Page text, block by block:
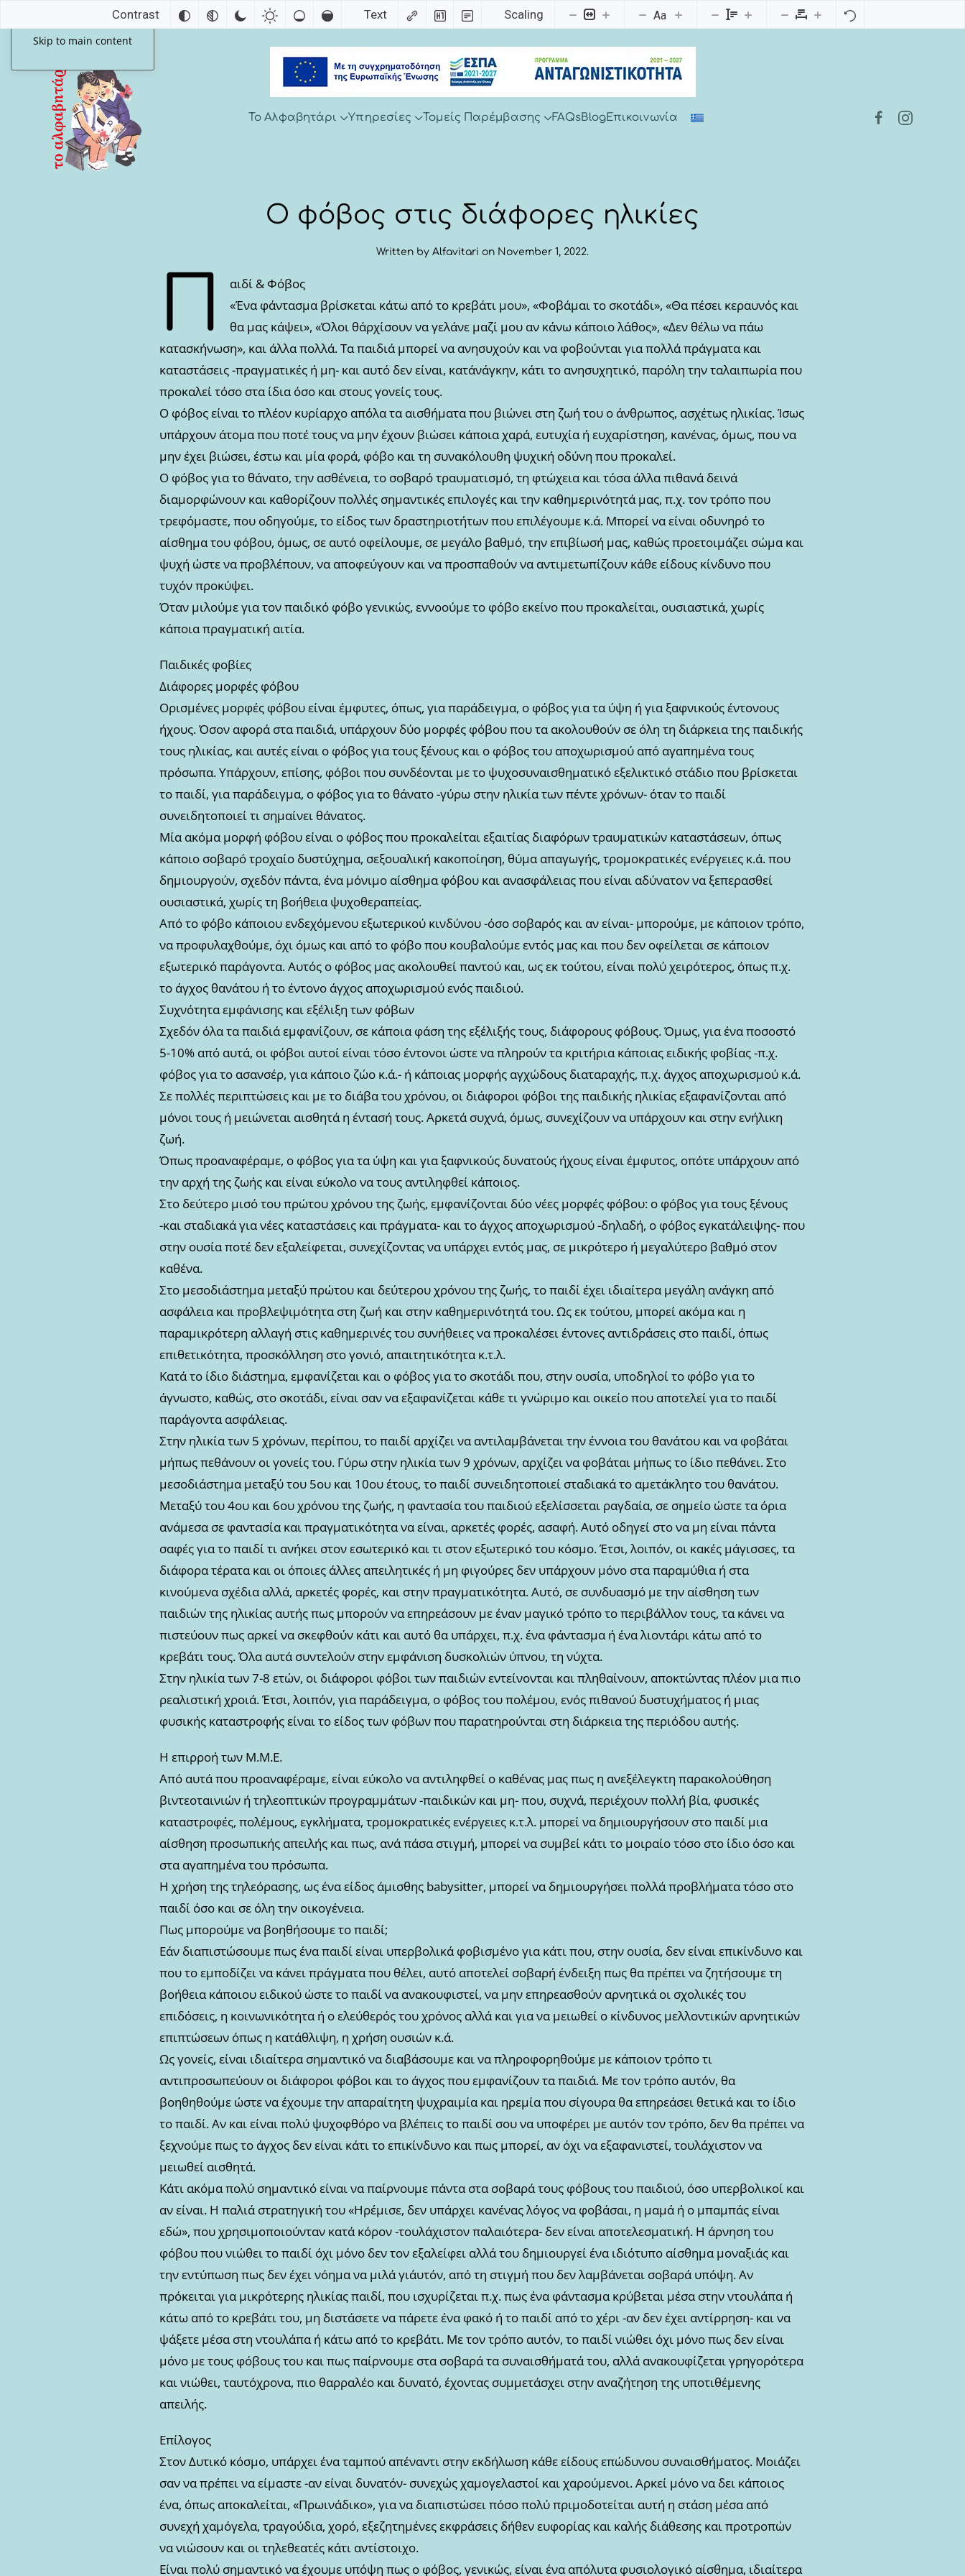
Contrast Text Scaling
Aa
Skip to main content
Το Αλφαβητάρι Υπηρεσίες Τομείς Παρέμβασης FAQsBlogΕπικοινωνία
Ο φόβος στις διάφορες ηλικίες
Written by Alfavitari on November 1, 2022.
Π
αιδί & Φόβος
«Ένα φάντασμα βρίσκεται κάτω από το κρεβάτι μου», «Φοβάμαι το σκοτάδι», «Θα πέσει κεραυνός και
θα μας κάψει», «Όλοι θ΄αρχίσουν να γελάνε μαζί μου αν κάνω κάποιο λάθος», «Δεν θέλω να πάω
κατασκήνωση», και άλλα πολλά. Τα παιδιά μπορεί να ανησυχούν και να φοβούνται για πολλά πράγματα και
καταστάσεις -πραγματικές ή μη- και αυτό δεν είναι, κατ΄ανάγκην, κάτι το ανησυχητικό, παρόλη την ταλαιπωρία που
προκαλεί τόσο στα ίδια όσο και στους γονείς τους.
Ο φόβος είναι το πλέον κυρίαρχο απ΄όλα τα αισθήματα που βιώνει στη ζωή του ο άνθρωπος, ασχέτως ηλικίας. Ίσως
υπάρχουν άτομα που ποτέ τους να μην έχουν βιώσει κάποια χαρά, ευτυχία ή ευχαρίστηση, κανένας, όμως, που να
μην έχει βιώσει, έστω και μία φορά, φόβο και τη συνακόλουθη ψυχική οδύνη που προκαλεί.
Ο φόβος για το θάνατο, την ασθένεια, το σοβαρό τραυματισμό, τη φτώχεια και τόσα άλλα πιθανά δεινά
διαμορφώνουν και καθορίζουν πολλές σημαντικές επιλογές και την καθημερινότητά μας, π.χ. τον τρόπο που
τρεφόμαστε, που οδηγούμε, το είδος των δραστηριοτήτων που επιλέγουμε κ.ά. Μπορεί να είναι οδυνηρό το
αίσθημα του φόβου, όμως, σε αυτό οφείλουμε, σε μεγάλο βαθμό, την επιβίωσή μας, καθώς προετοιμάζει σώμα και
ψυχή ώστε να προβλέπουν, να αποφεύγουν και να προσπαθούν να αντιμετωπίζουν κάθε είδους κίνδυνο που
τυχόν προκύψει.
Όταν μιλούμε για τον παιδικό φόβο γενικώς, εννοούμε το φόβο εκείνο που προκαλείται, ουσιαστικά, χωρίς
κάποια πραγματική αιτία.
Παιδικές φοβίες
Διάφορες μορφές φόβου
Ορισμένες μορφές φόβου είναι έμφυτες, όπως, για παράδειγμα, ο φόβος για τα ύψη ή για ξαφνικούς έντονους
ήχους. Όσον αφορά στα παιδιά, υπάρχουν δύο μορφές φόβου που τα ακολουθούν σε όλη τη διάρκεια της παιδικής
τους ηλικίας, και αυτές είναι ο φόβος για τους ξένους και ο φόβος του αποχωρισμού από αγαπημένα τους
πρόσωπα. Υπάρχουν, επίσης, φόβοι που συνδέονται με το ψυχοσυναισθηματικό εξελικτικό στάδιο που βρίσκεται
το παιδί, για παράδειγμα, ο φόβος για το θάνατο -γύρω στην ηλικία των πέντε χρόνων- όταν το παιδί
συνειδητοποιεί τι σημαίνει θάνατος.
Μία ακόμα μορφή φόβου είναι ο φόβος που προκαλείται εξαιτίας διαφόρων τραυματικών καταστάσεων, όπως
κάποιο σοβαρό τροχαίο δυστύχημα, σεξουαλική κακοποίηση, θύμα απαγωγής, τρομοκρατικές ενέργειες κ.ά. που
δημιουργούν, σχεδόν πάντα, ένα μόνιμο αίσθημα φόβου και ανασφάλειας που είναι αδύνατον να ξεπερασθεί
ουσιαστικά, χωρίς τη βοήθεια ψυχοθεραπείας.
Από το φόβο κάποιου ενδεχόμενου εξωτερικού κινδύνου -όσο σοβαρός και αν είναι- μπορούμε, με κάποιον τρόπο,
να προφυλαχθούμε, όχι όμως και από το φόβο που κουβαλούμε εντός μας και που δεν οφείλεται σε κάποιον
εξωτερικό παράγοντα. Αυτός ο φόβος μας ακολουθεί παντού και, ως εκ τούτου, είναι πολύ χειρότερος, όπως π.χ.
το άγχος θανάτου ή το έντονο άγχος αποχωρισμού ενός παιδιού.
Συχνότητα εμφάνισης και εξέλιξη των φόβων
Σχεδόν όλα τα παιδιά εμφανίζουν, σε κάποια φάση της εξέλιξής τους, διάφορους φόβους. Όμως, για ένα ποσοστό
5-10% από αυτά, οι φόβοι αυτοί είναι τόσο έντονοι ώστε να πληρούν τα κριτήρια κάποιας ειδικής φοβίας -π.χ.
φόβος για το ασανσέρ, για κάποιο ζώο κ.ά.- ή κάποιας μορφής αγχώδους διαταραχής, π.χ. άγχος αποχωρισμού κ.ά.
Σε πολλές περιπτώσεις και με το διάβα του χρόνου, οι διάφοροι φόβοι της παιδικής ηλικίας εξαφανίζονται από
μόνοι τους ή μειώνεται αισθητά η έντασή τους. Αρκετά συχνά, όμως, συνεχίζουν να υπάρχουν και στην ενήλικη
ζωή.
Όπως προαναφέραμε, ο φόβος για τα ύψη και για ξαφνικούς δυνατούς ήχους είναι έμφυτος, οπότε υπάρχουν από
την αρχή της ζωής και είναι εύκολο να τους αντιληφθεί κάποιος.
Στο δεύτερο μισό του πρώτου χρόνου της ζωής, εμφανίζονται δύο νέες μορφές φόβου: ο φόβος για τους ξένους
-και σταδιακά για νέες καταστάσεις και πράγματα- και το άγχος αποχωρισμού -δηλαδή, ο φόβος εγκατάλειψης- που
στην ουσία ποτέ δεν εξαλείφεται, συνεχίζοντας να υπάρχει εντός μας, σε μικρότερο ή μεγαλύτερο βαθμό στον
καθένα.
Στο μεσοδιάστημα μεταξύ πρώτου και δεύτερου χρόνου της ζωής, το παιδί έχει ιδιαίτερα μεγάλη ανάγκη από
ασφάλεια και προβλεψιμότητα στη ζωή και στην καθημερινότητά του. Ως εκ τούτου, μπορεί ακόμα και η
παραμικρότερη αλλαγή στις καθημερινές του συνήθειες να προκαλέσει έντονες αντιδράσεις στο παιδί, όπως
επιθετικότητα, προσκόλληση στο γονιό, απαιτητικότητα κ.τ.λ.
Κατά το ίδιο διάστημα, εμφανίζεται και ο φόβος για το σκοτάδι που, στην ουσία, υποδηλοί το φόβο για το
άγνωστο, καθώς, στο σκοτάδι, είναι σαν να εξαφανίζεται κάθε τι γνώριμο και οικείο που αποτελεί για το παιδί
παράγοντα ασφάλειας.
Στην ηλικία των 5 χρόνων, περίπου, το παιδί αρχίζει να αντιλαμβάνεται την έννοια του θανάτου και να φοβάται
μήπως πεθάνουν οι γονείς του. Γύρω στην ηλικία των 9 χρόνων, αρχίζει να φοβάται μήπως το ίδιο πεθάνει. Στο
μεσοδιάστημα μεταξύ του 5ου και 10ου έτους, το παιδί συνειδητοποιεί σταδιακά το αμετάκλητο του θανάτου.
Μεταξύ του 4ου και 6ου χρόνου της ζωής, η φαντασία του παιδιού εξελίσσεται ραγδαία, σε σημείο ώστε τα όρια
ανάμεσα σε φαντασία και πραγματικότητα να είναι, αρκετές φορές, ασαφή. Αυτό οδηγεί στο να μη είναι πάντα
σαφές για το παιδί τι ανήκει στον εσωτερικό και τι στον εξωτερικό του κόσμο. Έτσι, λοιπόν, οι κακές μάγισσες, τα
διάφορα τέρατα και οι όποιες άλλες απειλητικές ή μη φιγούρες δεν υπάρχουν μόνο στα παραμύθια ή στα
κινούμενα σχέδια αλλά, αρκετές φορές, και στην πραγματικότητα. Αυτό, σε συνδυασμό με την αίσθηση των
παιδιών της ηλικίας αυτής πως μπορούν να επηρεάσουν με έναν μαγικό τρόπο το περιβάλλον τους, τα κάνει να
πιστεύουν πως αρκεί να σκεφθούν κάτι και αυτό θα υπάρχει, π.χ. ένα φάντασμα ή ένα λιοντάρι κάτω από το
κρεβάτι τους. Όλα αυτά συντελούν στην εμφάνιση δυσκολιών ύπνου, τη νύχτα.
Στην ηλικία των 7-8 ετών, οι διάφοροι φόβοι των παιδιών εντείνονται και πληθαίνουν, αποκτώντας πλέον μια πιο
ρεαλιστική χροιά. Έτσι, λοιπόν, για παράδειγμα, ο φόβος του πολέμου, ενός πιθανού δυστυχήματος ή μιας
φυσικής καταστροφής είναι το είδος των φόβων που παρατηρούνται στη διάρκεια της περιόδου αυτής.
Η επιρροή των Μ.Μ.Ε.
Από αυτά που προαναφέραμε, είναι εύκολο να αντιληφθεί ο καθένας μας πως η ανεξέλεγκτη παρακολούθηση
βιντεοταινιών ή τηλεοπτικών προγραμμάτων -παιδικών και μη- που, συχνά, περιέχουν πολλή βία, φυσικές
καταστροφές, πολέμους, εγκλήματα, τρομοκρατικές ενέργειες κ.τ.λ. μπορεί να δημιουργήσουν στο παιδί μια
αίσθηση προσωπικής απειλής και πως, ανά πάσα στιγμή, μπορεί να συμβεί κάτι το μοιραίο τόσο στο ίδιο όσο και
στα αγαπημένα του πρόσωπα.
Η χρήση της τηλεόρασης, ως ένα είδος άμισθης babysitter, μπορεί να δημιουργήσει πολλά προβλήματα τόσο στο
παιδί όσο και σε όλη την οικογένεια.
Πως μπορούμε να βοηθήσουμε το παιδί;
Εάν διαπιστώσουμε πως ένα παιδί είναι υπερβολικά φοβισμένο για κάτι που, στην ουσία, δεν είναι επικίνδυνο και
που το εμποδίζει να κάνει πράγματα που θέλει, αυτό αποτελεί σοβαρή ένδειξη πως θα πρέπει να ζητήσουμε τη
βοήθεια κάποιου ειδικού ώστε το παιδί να ανακουφιστεί, να μην επηρεασθούν αρνητικά οι σχολικές του
επιδόσεις, η κοινωνικότητα ή ο ελεύθερός του χρόνος αλλά και για να μειωθεί ο κίνδυνος μελλοντικών αρνητικών
επιπτώσεων όπως η κατάθλιψη, η χρήση ουσιών κ.ά.
Ως γονείς, είναι ιδιαίτερα σημαντικό να διαβάσουμε και να πληροφορηθούμε με κάποιον τρόπο τι
αντιπροσωπεύουν οι διάφοροι φόβοι και το άγχος που εμφανίζουν τα παιδιά. Με τον τρόπο αυτόν, θα
βοηθηθούμε ώστε να έχουμε την απαραίτητη ψυχραιμία και ηρεμία που σίγουρα θα επηρεάσει θετικά και το ίδιο
το παιδί. Αν και είναι πολύ ψυχοφθόρο να βλέπεις το παιδί σου να υποφέρει με αυτόν τον τρόπο, δεν θα πρέπει να
ξεχνούμε πως το άγχος δεν είναι κάτι το επικίνδυνο και πως μπορεί, αν όχι να εξαφανιστεί, τουλάχιστον να
μειωθεί αισθητά.
Κάτι ακόμα πολύ σημαντικό είναι να παίρνουμε πάντα στα σοβαρά τους φόβους του παιδιού, όσο υπερβολικοί και
αν είναι. Η παλιά στρατηγική του «Ηρέμισε, δεν υπάρχει κανένας λόγος να φοβάσαι, η μαμά ή ο μπαμπάς είναι
εδώ», που χρησιμοποιούνταν κατά κόρον -τουλάχιστον παλαιότερα- δεν είναι αποτελεσματική. Η άρνηση του
φόβου που νιώθει το παιδί όχι μόνο δεν τον εξαλείφει αλλά του δημιουργεί ένα ιδιότυπο αίσθημα μοναξιάς και
την εντύπωση πως δεν έχει νόημα να μιλά γι΄αυτόν, από τη στιγμή που δεν λαμβάνεται σοβαρά υπόψη. Αν
πρόκειται για μικρότερης ηλικίας παιδί, που ισχυρίζεται π.χ. πως ένα φάντασμα κρύβεται μέσα στην ντουλάπα ή
κάτω από το κρεβάτι του, μη διστάσετε να πάρετε ένα φακό ή το παιδί από το χέρι -αν δεν έχει αντίρρηση- και να
ψάξετε μέσα στη ντουλάπα ή κάτω από το κρεβάτι. Με τον τρόπο αυτόν, το παιδί νιώθει όχι μόνο πως δεν είναι
μόνο με τους φόβους του και πως παίρνουμε στα σοβαρά τα συναισθήματά του, αλλά ανακουφίζεται γρηγορότερα
και νιώθει, ταυτόχρονα, πιο θαρραλέο και δυνατό, έχοντας συμμετάσχει στην αναζήτηση της υποτιθέμενης
απειλής.
Επίλογος
Στον Δυτικό κόσμο, υπάρχει ένα ταμπού απέναντι στην εκδήλωση κάθε είδους επώδυνου συναισθήματος. Μοιάζει
σαν να πρέπει να είμαστε -αν είναι δυνατόν- συνεχώς χαμογελαστοί και χαρούμενοι. Αρκεί μόνο να δει κάποιος
ένα, όπως αποκαλείται, «Πρωινάδικο», για να διαπιστώσει πόσο πολύ πριμοδοτείται αυτή η στάση μέσα από
συνεχή χαμόγελα, τραγούδια, χορό, εξεζητημένες εκφράσεις δήθεν ευφορίας και καλής διάθεσης και προτροπών
να νιώσουν και οι τηλεθεατές κάτι αντίστοιχο.
Είναι πολύ σημαντικό να έχουμε υπόψη πως ο φόβος, γενικώς, είναι ένα απόλυτα φυσιολογικό αίσθημα, ιδιαίτερα